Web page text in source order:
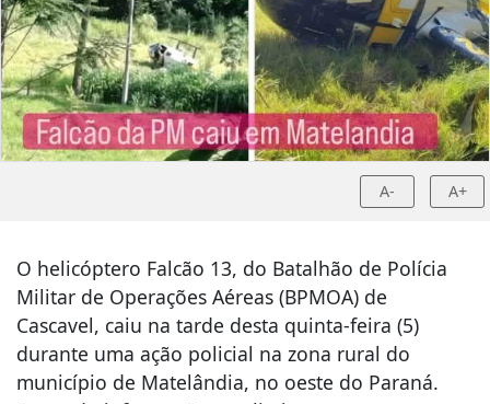
A- A+
O helicóptero Falcão 13, do Batalhão de Polícia
Militar de Operações Aéreas (BPMOA) de
Cascavel, caiu na tarde desta quinta-feira (5)
durante uma ação policial na zona rural do
município de Matelândia, no oeste do Paraná.